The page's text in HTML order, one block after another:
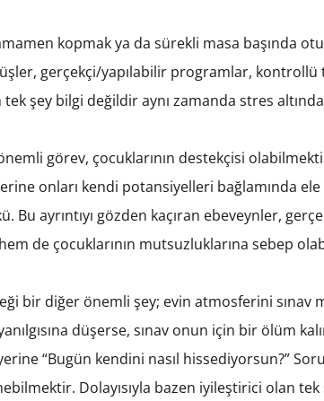
kopmak ya da sürekli masa başında
gerçekçi/yapılabilir programlar,
tek şey bilgi değildir aynı zamanda stres
görev, çocuklarının destekçisi
onları kendi potansiyelleri bağlamında
ayrıntıyı gözden kaçıran ebeveynler,
de çocuklarının mutsuzluklarına sebep
bir diğer önemli şey; evin atmosferini sınav
düşerse, sınav onun için bir ölüm
“Bugün kendini nasıl hissediyorsun?”
Dolayısıyla bazen iyileştirici olan tek